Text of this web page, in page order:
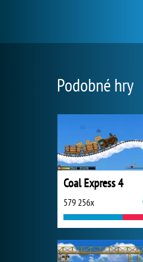
Podobné hry
Coal Express 4
579 256x